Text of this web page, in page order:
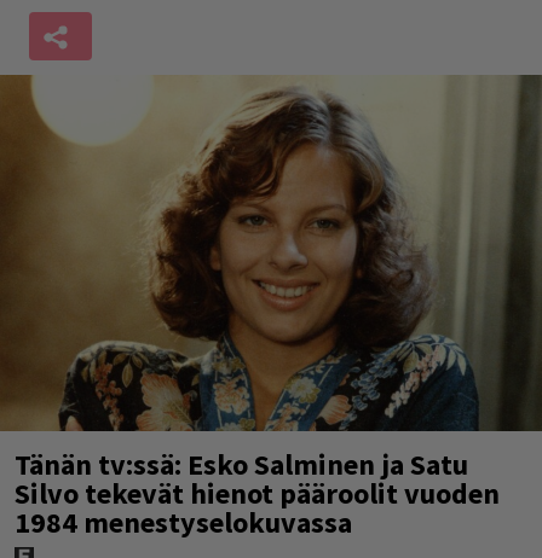
Tänän tv:ssä: Esko Salminen ja Satu
Silvo tekevät hienot pääroolit vuoden
1984 menestyselokuvassa